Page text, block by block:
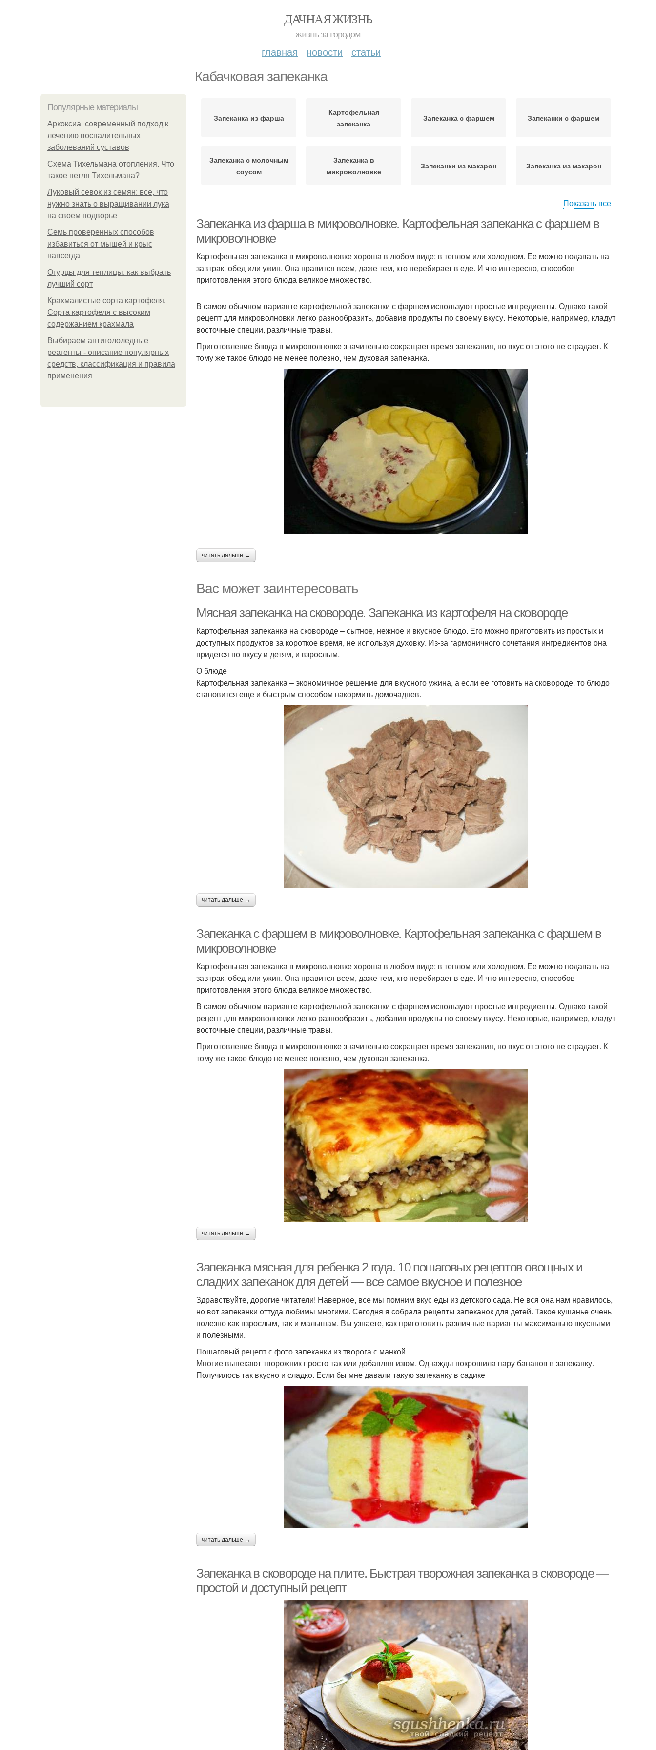
ДАЧНАЯ ЖИЗНЬ
жизнь за городом
главная новости статьи
Кабачковая запеканка
Популярные материалы
Аркоксиа: современный подход к
лечению воспалительных
заболеваний суставов
Схема Тихельмана отопления. Что
такое петля Тихельмана?
Луковый севок из семян: все, что
нужно знать о выращивании лука
на своем подворье
Семь проверенных способов
избавиться от мышей и крыс
навсегда
Огурцы для теплицы: как выбрать
лучший сорт
Крахмалистые сорта картофеля.
Сорта картофеля с высоким
содержанием крахмала
Выбираем антигололедные
реагенты - описание популярных
средств, классификация и правила
применения
Запеканка из фарша
Картофельная
запеканка
Запеканка с фаршем Запеканки с фаршем
Запеканка с молочным
соусом
Запеканка в
микроволновке
Запеканки из макарон Запеканка из макарон
Показать все
Запеканка из фарша в микроволновке. Картофельная запеканка с фаршем в
микроволновке
Картофельная запеканка в микроволновке хороша в любом виде: в теплом или холодном. Ее можно подавать на
завтрак, обед или ужин. Она нравится всем, даже тем, кто перебирает в еде. И что интересно, способов
приготовления этого блюда великое множество.
В самом обычном варианте картофельной запеканки с фаршем используют простые ингредиенты. Однако такой
рецепт для микроволновки легко разнообразить, добавив продукты по своему вкусу. Некоторые, например, кладут
восточные специи, различные травы.
Приготовление блюда в микроволновке значительно сокращает время запекания, но вкус от этого не страдает. К
тому же такое блюдо не менее полезно, чем духовая запеканка.
читать дальше →
Вас может заинтересовать
Мясная запеканка на сковороде. Запеканка из картофеля на сковороде
Картофельная запеканка на сковороде – сытное, нежное и вкусное блюдо. Его можно приготовить из простых и
доступных продуктов за короткое время, не используя духовку. Из-за гармоничного сочетания ингредиентов она
придется по вкусу и детям, и взрослым.
О блюде
Картофельная запеканка – экономичное решение для вкусного ужина, а если ее готовить на сковороде, то блюдо
становится еще и быстрым способом накормить домочадцев.
читать дальше →
Запеканка с фаршем в микроволновке. Картофельная запеканка с фаршем в
микроволновке
Картофельная запеканка в микроволновке хороша в любом виде: в теплом или холодном. Ее можно подавать на
завтрак, обед или ужин. Она нравится всем, даже тем, кто перебирает в еде. И что интересно, способов
приготовления этого блюда великое множество.
В самом обычном варианте картофельной запеканки с фаршем используют простые ингредиенты. Однако такой
рецепт для микроволновки легко разнообразить, добавив продукты по своему вкусу. Некоторые, например, кладут
восточные специи, различные травы.
Приготовление блюда в микроволновке значительно сокращает время запекания, но вкус от этого не страдает. К
тому же такое блюдо не менее полезно, чем духовая запеканка.
читать дальше →
Запеканка мясная для ребенка 2 года. 10 пошаговых рецептов овощных и
сладких запеканок для детей — все самое вкусное и полезное
Здравствуйте, дорогие читатели! Наверное, все мы помним вкус еды из детского сада. Не вся она нам нравилось,
но вот запеканки оттуда любимы многими. Сегодня я собрала рецепты запеканок для детей. Такое кушанье очень
полезно как взрослым, так и малышам. Вы узнаете, как приготовить различные варианты максимально вкусными
и полезными.
Пошаговый рецепт с фото запеканки из творога с манкой
Многие выпекают творожник просто так или добавляя изюм. Однажды покрошила пару бананов в запеканку.
Получилось так вкусно и сладко. Если бы мне давали такую запеканку в садике
читать дальше →
Запеканка в сковороде на плите. Быстрая творожная запеканка в сковороде —
простой и доступный рецепт